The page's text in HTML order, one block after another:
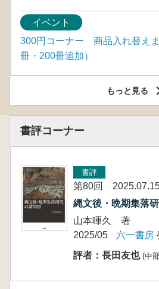
イベント
300円コーナー 商品入れ替え
冊・200冊追加）
もっと見る
書評コーナー
書評
第80回
縄文後・晩期集落
山本暉久 著
2025/05
六一書房
評者：長田友也 (中